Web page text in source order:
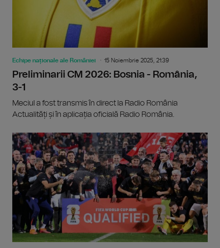
Echipe naționale ale României 15 Noiembrie 2025, 21:39
Preliminarii CM 2026: Bosnia - România,
3-1
Meciul a fost transmis în direct la Radio România
Actualități și în aplicația oficială Radio România.